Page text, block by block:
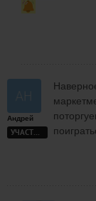
Андрей
УЧАСТНИК